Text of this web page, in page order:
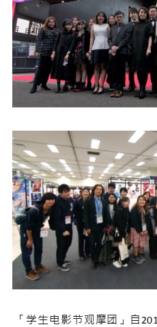
「学生电影节观摩团」自